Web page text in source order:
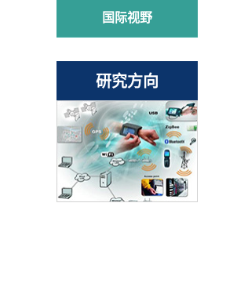
国际视野
研究方向